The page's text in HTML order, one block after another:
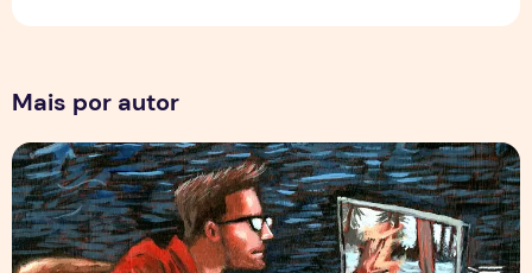
Mais por autor
Por Trás dos Pixels